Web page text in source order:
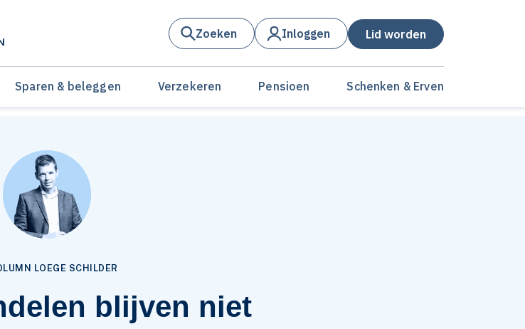
Zoeken Inloggen Lid worden
Sparen & beleggen Verzekeren Pensioen Schenken & Erven
LOEGE SCHILDER
blijven niet